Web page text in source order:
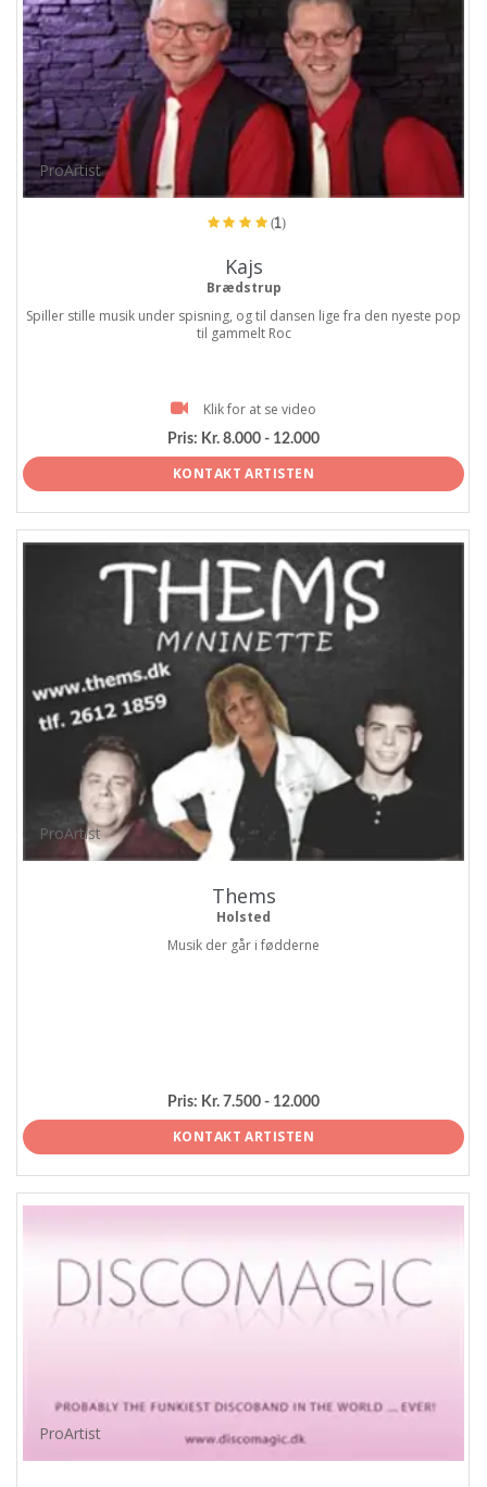
ProArtist
(1)
Kajs
Brædstrup
Spiller stille musik under spisning, og til dansen lige fra den nyeste pop
til gammelt Roc
Klik for at se video
Pris: Kr. 8.000 - 12.000
KONTAKT ARTISTEN
ProArtist
Thems
Holsted
Musik der går i fødderne
Pris: Kr. 7.500 - 12.000
KONTAKT ARTISTEN
ProArtist